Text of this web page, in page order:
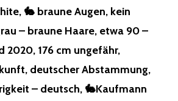
🐇 braune Augen, kein
– braune Haare, etwa 90 –
2020, 176 cm ungefähr,
deutscher Abstammung,
– deutsch, 🐇Kaufmann